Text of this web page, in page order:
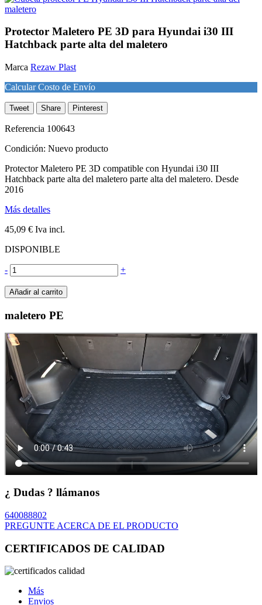
Protector Maletero PE 3D para Hyundai i30 III
Hatchback parte alta del maletero
Marca Rezaw Plast
Calcular Costo de Envío
Tweet Share Pinterest
Referencia 100643
Condición: Nuevo producto
Protector Maletero PE 3D compatible con Hyundai i30 III
Hatchback parte alta del maletero parte alta del maletero. Desde
2016
Más detalles
45,09 € Iva incl.
DISPONIBLE
- +
Añadir al carrito
maletero PE
¿ Dudas ? llámanos
640088802
PREGUNTE ACERCA DE EL PRODUCTO
CERTIFICADOS DE CALIDAD
Más
Envios